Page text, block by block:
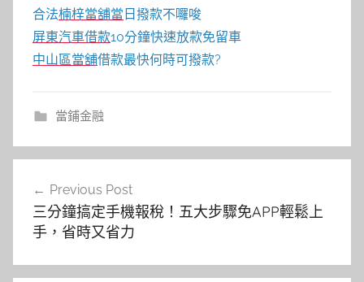
合法楠梓當舖當 日撥款不囉唆
屏東汽車借款10分鐘快速放款免留車
中山區當舖借款最快何時可撥款?
當鋪金融
導
覽
Previous Post
三分鐘搞定手機報稅！五大步驟免APP輕鬆上
手，省時又省力